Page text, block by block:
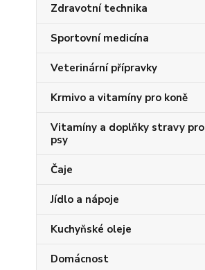
Zdravotní technika
Sportovní medicína
Veterinární přípravky
Krmivo a vitamíny pro koně
Vitamíny a doplňky stravy pro
psy
Čaje
Jídlo a nápoje
Kuchyňské oleje
Domácnost